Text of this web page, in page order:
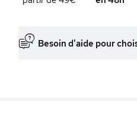
Besoin d'aide pour